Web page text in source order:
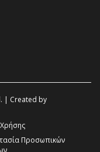
| Created by
Προσωπικών